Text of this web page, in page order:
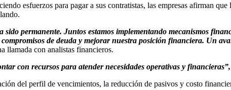
esfuerzos para pagar a sus contratistas, las empresas afirman
permanente. Juntos estamos implementando mecanismos
de deuda y mejorar nuestra posición financiera. Un
llamada con analistas financieros.
con recursos para atender necesidades operativas y financieras”,
del perfil de vencimientos, la reducción de pasivos y costo